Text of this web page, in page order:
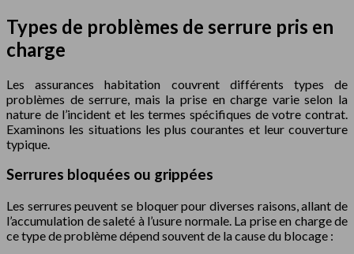
Types de problèmes de serrure pris en
charge
Les assurances habitation couvrent différents types de
problèmes de serrure, mais la prise en charge varie selon la
nature de l’incident et les termes spécifiques de votre contrat.
Examinons les situations les plus courantes et leur couverture
typique.
Serrures bloquées ou grippées
Les serrures peuvent se bloquer pour diverses raisons, allant de
l’accumulation de saleté à l’usure normale. La prise en charge de
ce type de problème dépend souvent de la cause du blocage :